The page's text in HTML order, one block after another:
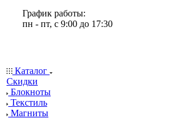
График работы:
пн - пт, с 9:00 до 17:30
Каталог
Скидки
Блокноты
Текстиль
Магниты